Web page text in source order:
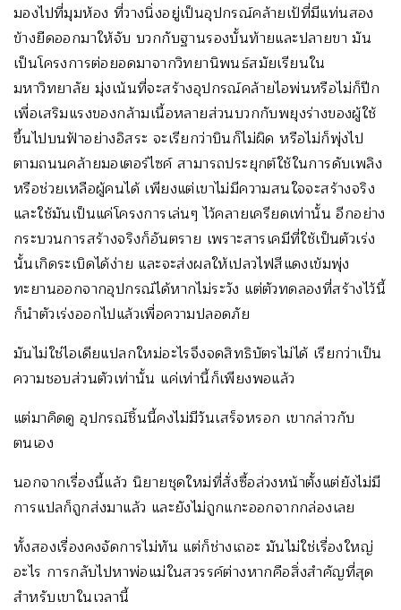
มองไปที่มุมห้อง ที่วางนิ่งอยู่เป็นอุปกรณ์คล้ายเป้ที่มีแท่นสอง
ข้างยืดออกมาให้จับ บวกกับฐานรองบั้นท้ายและปลายขา มัน
เป็นโครงการต่อยอดมาจากวิทยานิพนธ์สมัยเรียนใน
มหาวิทยาลัย มุ่งเน้นที่จะสร้างอุปกรณ์คล้ายไอพ่นหรือไม่ก็ปีก
เพื่อเสริมแรงของกล้ามเนื้อหลายส่วนบวกกับพยุงร่างของผู้ใช้
ขึ้นไปบนฟ้าอย่างอิสระ จะเรียกว่าบินก็ไม่ผิด หรือไม่ก็พุ่งไป
ตามถนนคล้ายมอเตอร์ไซค์ สามารถประยุกต์ใช้ในการดับเพลิง
หรือช่วยเหลือผู้คนได้ เพียงแต่เขาไม่มีความสนใจจะสร้างจริง
และใช้มันเป็นแค่โครงการเล่นๆ ไว้คลายเครียดเท่านั้น อีกอย่าง
กระบวนการสร้างจริงก็อันตราย เพราะสารเคมีที่ใช้เป็นตัวเร่ง
นั้นเกิดระเบิดได้ง่าย และจะส่งผลให้เปลวไฟสีแดงเข้มพุ่ง
ทะยานออกจากอุปกรณ์ได้หากไม่ระวัง แต่ตัวทดลองที่สร้างไว้นี้
ก็นำตัวเร่งออกไปแล้วเพื่อความปลอดภัย
มันไม่ใช่ไอเดียแปลกใหม่อะไรจึงจดสิทธิบัตรไม่ได้ เรียกว่าเป็น
ความชอบส่วนตัวเท่านั้น แค่เท่านี้ก็เพียงพอแล้ว
แต่มาคิดดู อุปกรณ์ชิ้นนี้คงไม่มีวันเสร็จหรอก เขากล่าวกับ
ตนเอง
นอกจากเรื่องนี้แล้ว นิยายชุดใหม่ที่สั่งซื้อล่วงหน้าตั้งแต่ยังไม่มี
การแปลก็ถูกส่งมาแล้ว และยังไม่ถูกแกะออกจากกล่องเลย
ทั้งสองเรื่องคงจัดการไม่ทัน แต่ก็ช่างเถอะ มันไม่ใช่เรื่องใหญ่
อะไร การกลับไปหาพ่อแม่ในสวรรค์ต่างหากคือสิ่งสำคัญที่สุด
สำหรับเขาในเวลานี้